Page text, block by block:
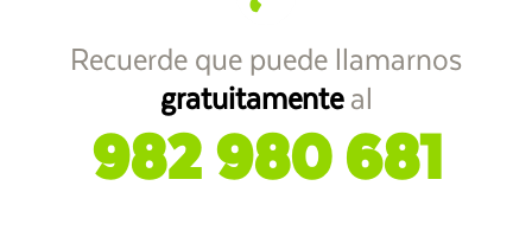
Recuerde que puede llamarnos
gratuitamenteal
982 980 681